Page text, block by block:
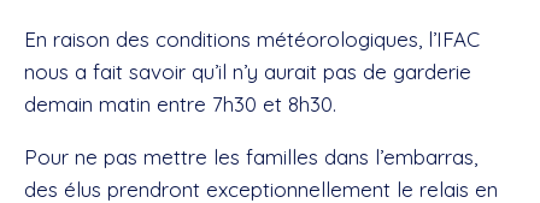
En raison des conditions météorologiques, l’IFAC
nous a fait savoir qu’il n’y aurait pas de garderie
demain matin entre 7h30 et 8h30.
Pour ne pas mettre les familles dans l’embarras,
des élus prendront exceptionnellement le relais en